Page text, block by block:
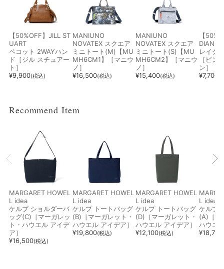
ブラウン系 ベージュ系 ブルー系
オレンジ系 ピンク系 パープル系 グリーン系
【50%OFF】JILL ST
UART
ペコット 2WAYハン
ド［ジル スチュアー
ト］
¥9,900(税込)
MANIUNO
NOVATEX スクエア
ミニトート(M)【MU
MH6CM1】［マニウ
ノ］
¥16,500(税込)
MANIUNO
NOVATEX スクエア
ミニトート(S)【MU
MH6CM2】［マニウ
ノ］
¥15,400(税込)
【
DIANNE
レイク
［ピン
ン］
¥7,700
Recommend Item
MARGARET HOWEL
L idea
ケルプ ショルダーバ
ッグ(C)［マーガレッ
ト・ハウエル アイデ
ア］
¥16,500(税込)
MARGARET HOWEL
L idea
ケルプ トートバッグ
(B)［マーガレット・
ハウエル アイデア］
¥19,800(税込)
MARGARET HOWEL
L idea
ケルプ トートバッグ
(D)［マーガレット・
ハウエル アイデア］
¥12,100(税込)
L idea
ケルプ
(A)［マ
ハウエ
¥18,700